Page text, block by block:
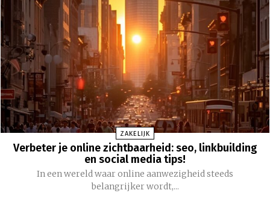
ZAKELIJK
Verbeter je online zichtbaarheid: seo, linkbuilding
en social media tips!
In een wereld waar online aanwezigheid steeds
belangrijker wordt,...